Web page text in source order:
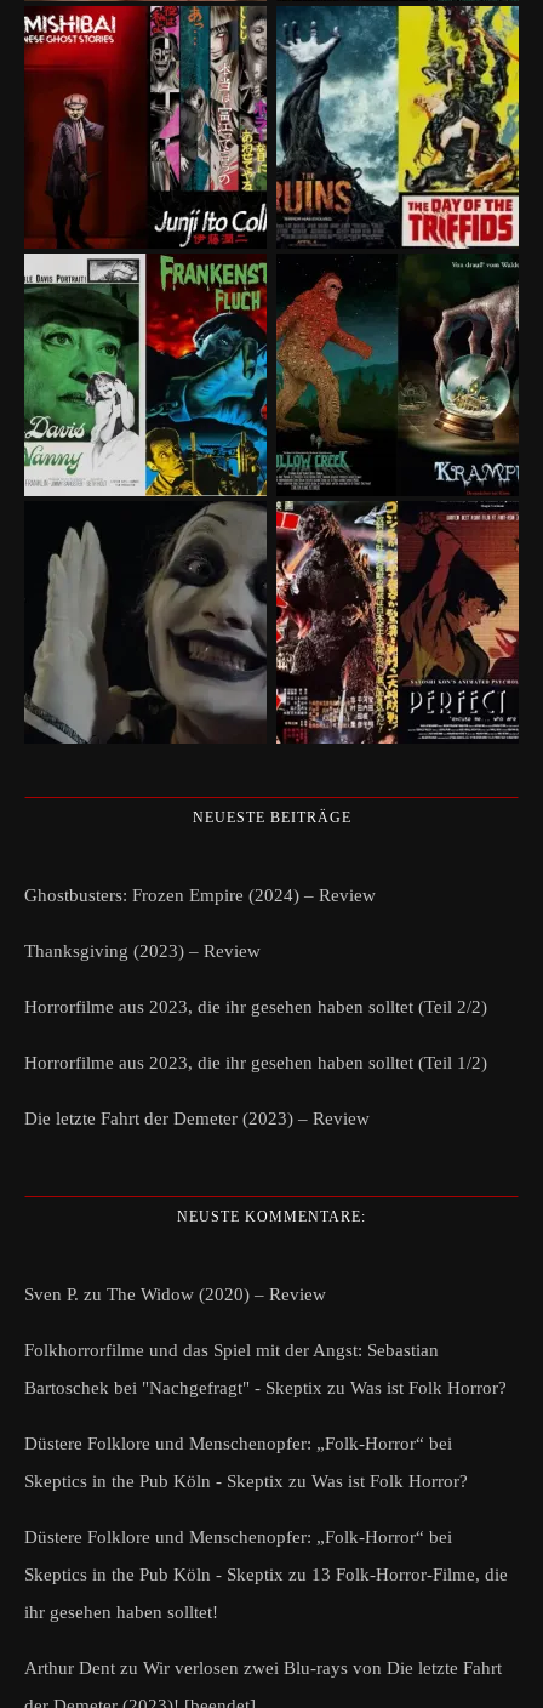
NEUESTE BEITRÄGE
Ghostbusters: Frozen Empire (2024) – Review
Thanksgiving (2023) – Review
Horrorfilme aus 2023, die ihr gesehen haben solltet (Teil 2/2)
Horrorfilme aus 2023, die ihr gesehen haben solltet (Teil 1/2)
Die letzte Fahrt der Demeter (2023) – Review
NEUSTE KOMMENTARE:
Sven P. zu The Widow (2020) – Review
Folkhorrorfilme und das Spiel mit der Angst: Sebastian
Bartoschek bei "Nachgefragt" - Skeptix zu Was ist Folk Horror?
Düstere Folklore und Menschenopfer: „Folk-Horror“ bei
Skeptics in the Pub Köln - Skeptix zu Was ist Folk Horror?
Düstere Folklore und Menschenopfer: „Folk-Horror“ bei
Skeptics in the Pub Köln - Skeptix zu 13 Folk-Horror-Filme, die
ihr gesehen haben solltet!
Arthur Dent zu Wir verlosen zwei Blu-rays von Die letzte Fahrt